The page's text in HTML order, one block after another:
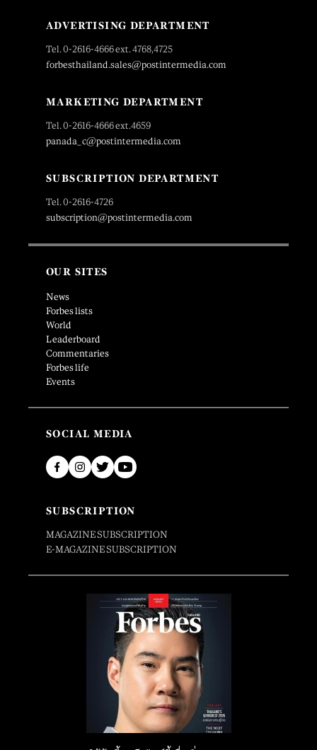
ADVERTISING DEPARTMENT
Tel. 0-2616-4666 ext. 4768,4725
forbesthailand.sales@postintermedia.com
MARKETING DEPARTMENT
Tel. 0-2616-4666 ext.4659
panada_c@postintermedia.com
SUBSCRIPTION DEPARTMENT
Tel. 0-2616-4726
subscription@postintermedia.com
OUR SITES
News
Forbes lists
World
Leaderboard
Commentaries
Forbes life
Events
SOCIAL MEDIA
SUBSCRIPTION
MAGAZINE SUBSCRIPTION
E-MAGAZINE SUBSCRIPTION